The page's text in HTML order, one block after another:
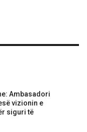
Ambasadori
vizionin e
siguri të